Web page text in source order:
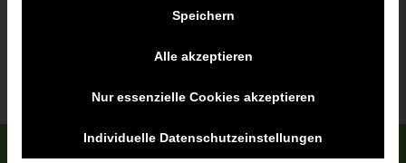
Speichern
Alle akzeptieren
Nur essenzielle Cookies akzeptieren
Individuelle Datenschutzeinstellungen